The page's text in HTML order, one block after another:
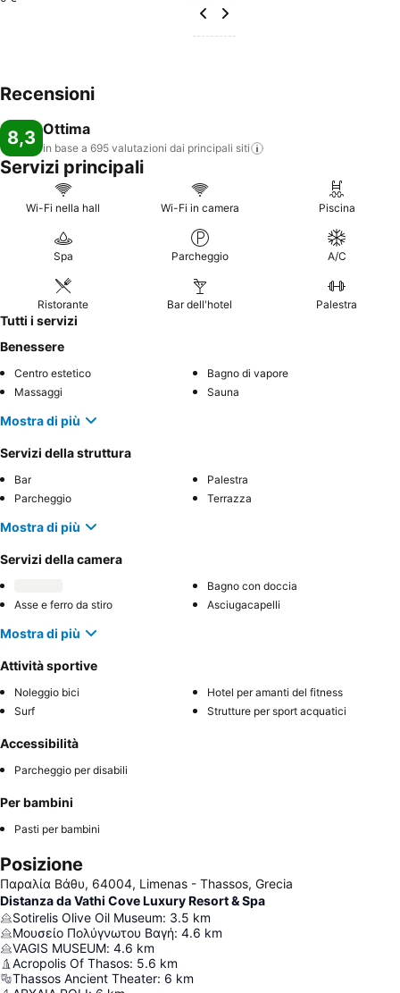
Recensioni
8,3 Ottima
in base a 695 valutazioni dai principali siti
Servizi principali
Wi-Fi nella hall Wi-Fi in camera Piscina
Spa Parcheggio A/C
Ristorante Bar dell'hotel Palestra
Tutti i servizi
Benessere
Centro estetico
Bagno di vapore
Massaggi
Sauna
Mostra di più
Servizi della struttura
Bar
Palestra
Parcheggio
Terrazza
Mostra di più
Servizi della camera
Bagno con doccia
Asse e ferro da stiro
Asciugacapelli
Mostra di più
Attività sportive
Noleggio bici
Hotel per amanti del fitness
Surf
Strutture per sport acquatici
Accessibilità
Parcheggio per disabili
Per bambini
Pasti per bambini
Posizione
Παραλία Βάθυ, 64004, Limenas - Thassos, Grecia
Distanza da Vathi Cove Luxury Resort & Spa
Sotirelis Olive Oil Museum: 3.5 km
Μουσείο Πολύγνωτου Βαγή: 4.6 km
VAGIS MUSEUM: 4.6 km
Acropolis Of Thasos: 5.6 km
Thassos Ancient Theater: 6 km